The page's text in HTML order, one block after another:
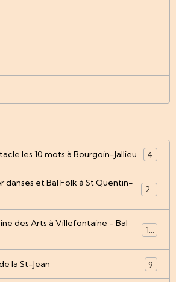
les 10 mots à Bourgoin-Jallieu 4
danses et Bal Folk à St Quentin-
22
des Arts à Villefontaine - Bal
12
la St-Jean 9